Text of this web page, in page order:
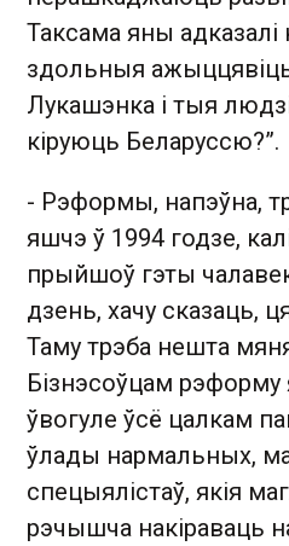
Таксама яны адказалі
здольныя
Лукашэнка і тыя
кіруюць Беларуссю?”.
- Рэформы, напэўна,
яшчэ ў 1994 годзе,
прыйшоў гэты
дзень, хачу сказаць,
Таму трэба нешта
Бізнэсоўцам рэформу
ўвогуле ўсё цалкам
ўлады нармальных,
спецыялістаў, якія
рэчышча накіраваць